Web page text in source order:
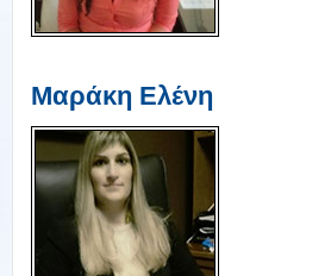
Μαράκη Ελένη